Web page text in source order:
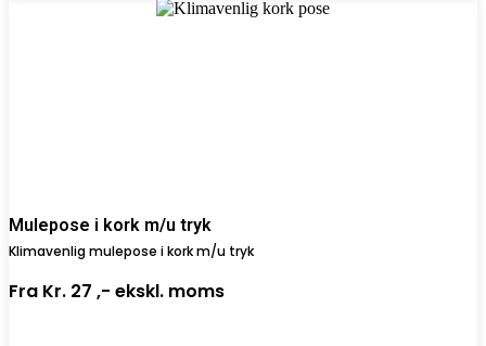
Mulepose i kork m/u tryk
Klimavenlig mulepose i kork m/u tryk
Fra Kr. 27 ,- ekskl. moms